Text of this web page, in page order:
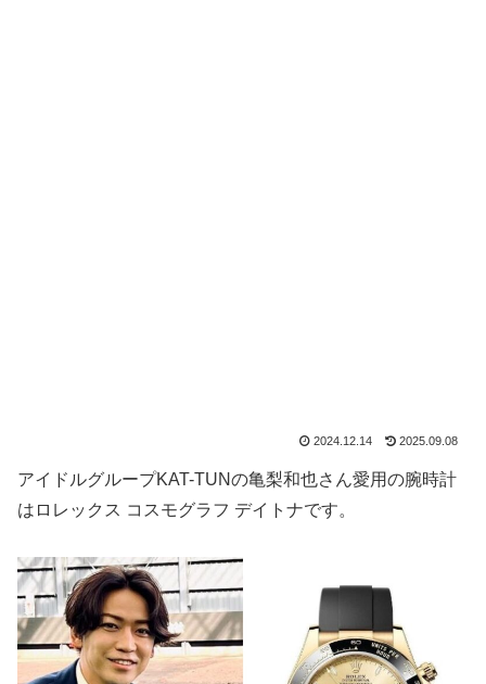
2024.12.14 2025.09.08
アイドルグループKAT-TUNの亀梨和也さん愛用の腕時計
はロレックス コスモグラフ デイトナです。